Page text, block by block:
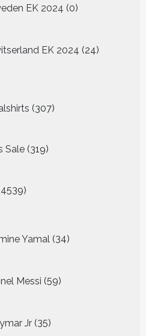
EK 2024 0
producten
EK 2024 24
producten
307
producten
Sale 319
319
4539
producten
Yamal 34
producten
Messi 59
producten
Jr 35
producten